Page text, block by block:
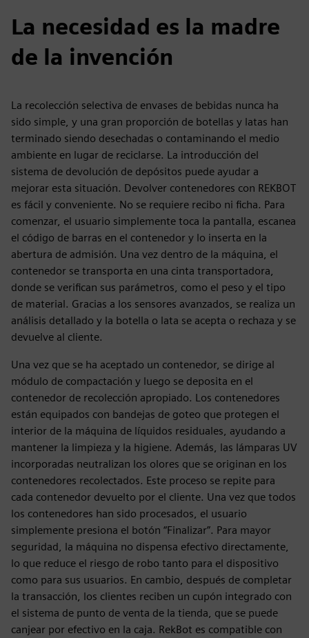
La necesidad es la madre
de la invención
La recolección selectiva de envases de bebidas nunca ha
sido simple, y una gran proporción de botellas y latas han
terminado siendo desechadas o contaminando el medio
ambiente en lugar de reciclarse. La introducción del
sistema de devolución de depósitos puede ayudar a
mejorar esta situación. Devolver contenedores con REKBOT
es fácil y conveniente. No se requiere recibo ni ficha. Para
comenzar, el usuario simplemente toca la pantalla, escanea
el código de barras en el contenedor y lo inserta en la
abertura de admisión. Una vez dentro de la máquina, el
contenedor se transporta en una cinta transportadora,
donde se verifican sus parámetros, como el peso y el tipo
de material. Gracias a los sensores avanzados, se realiza un
análisis detallado y la botella o lata se acepta o rechaza y se
devuelve al cliente.
Una vez que se ha aceptado un contenedor, se dirige al
módulo de compactación y luego se deposita en el
contenedor de recolección apropiado. Los contenedores
están equipados con bandejas de goteo que protegen el
interior de la máquina de líquidos residuales, ayudando a
mantener la limpieza y la higiene. Además, las lámparas UV
incorporadas neutralizan los olores que se originan en los
contenedores recolectados. Este proceso se repite para
cada contenedor devuelto por el cliente. Una vez que todos
los contenedores han sido procesados, el usuario
simplemente presiona el botón “Finalizar”. Para mayor
seguridad, la máquina no dispensa efectivo directamente,
lo que reduce el riesgo de robo tanto para el dispositivo
como para sus usuarios. En cambio, después de completar
la transacción, los clientes reciben un cupón integrado con
el sistema de punto de venta de la tienda, que se puede
canjear por efectivo en la caja. RekBot es compatible con